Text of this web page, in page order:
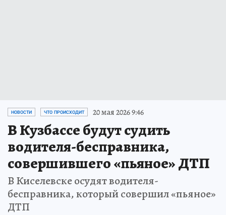
НОВОСТИ ЧТО ПРОИСХОДИТ 20 мая 2026 9:46
В Кузбассе будут судить
водителя-бесправника,
совершившего «пьяное» ДТП
В Киселевске осудят водителя-
бесправника, который совершил «пьяное»
ДТП